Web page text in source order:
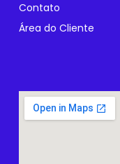
Contato
Área do Cliente